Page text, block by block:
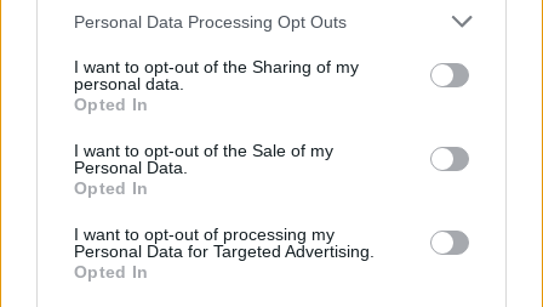
Please note that this website/app uses one or more Google
not limited to your visit or usage behaviour. You may click to
grant or deny consent to Google and its third-party tags to
use your data for below specified purposes in below Google
consent section.
Personal Data Processing Opt Outs
I want to opt-out of the Sharing of my
personal data.
Opted In
I want to opt-out of the Sale of my
Personal Data.
Opted In
I want to opt-out of processing my
Personal Data for Targeted Advertising.
Opted In